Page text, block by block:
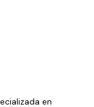
en